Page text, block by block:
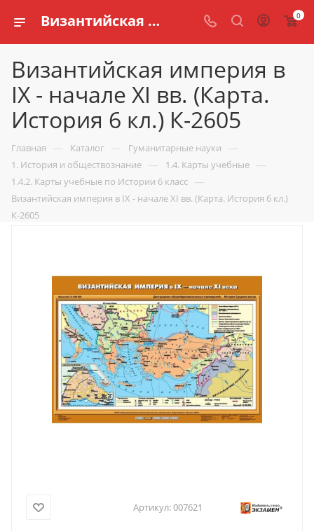
Византийская империя в IX - начале XI вв. (Карта. История 6 кл.) К-2605 купить по доступной цене в интернет магазине schools.ru 0
Византийская империя в
IX - начале XI вв. (Карта.
История 6 кл.) К-2605
Главная — Каталог — Гуманитарные науки —
1. История и обществознание — 1.4. Карты учебные —
1.4.2. Карты учебные по Истории 6 класс —
Византийская империя в IX - начале XI вв. (Карта. История 6 кл.)
К-2605
Артикул:007621